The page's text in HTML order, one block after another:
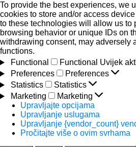
To provide the best experiences, we
cookies to store and/or access
to these technologies will allow us to
browsing behavior or unique IDs on
withdrawing consent, may adversely
functions.
Functional
Functional Uvijek
Preferences
Preferences
Statistics
Statistics
Marketing
Marketing
Upravljajte opcijama
Upravljanje uslugama
Upravljanje {vendor_count}
Pročitajte više o ovim svrhama